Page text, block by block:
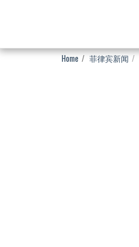
Home 菲律宾新闻